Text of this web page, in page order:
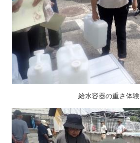
給水容器の重さ体験